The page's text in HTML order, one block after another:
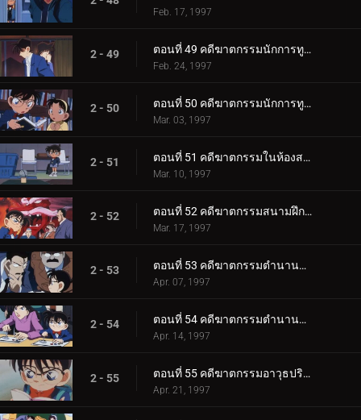
Feb. 17, 1997
2 - 49 ตอนที่ 49 คดีฆาตกรรมนักการทูต (ตอนแรก)
Feb. 24, 1997
2 - 50 ตอนที่ 50 คดีฆาตกรรมนักการทูต (ตอนจบ)
Mar. 03, 1997
2 - 51 ตอนที่ 51 คดีฆาตกรรมในห้องสมุด
Mar. 10, 1997
2 - 52 ตอนที่ 52 คดีฆาตกรรมสนามฝึกซ้อมกอล์ฟ
Mar. 17, 1997
2 - 53 ตอนที่ 53 คดีฆาตกรรมตำนานคิริเทนงู (ตอนพิเศษ ตอนแรก)
Apr. 07, 1997
2 - 54 ตอนที่ 54 คดีฆาตกรรมตำนานคิริเทนงู (ตอนพิเศษ ตอนจบ)
Apr. 14, 1997
2 - 55 ตอนที่ 55 คดีฆาตกรรมอาวุธปริศนา
Apr. 21, 1997